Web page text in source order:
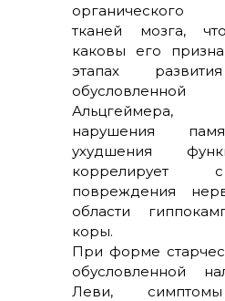
органического
тканей мозга,
каковы его
этапах
Альцгеймера,
нарушения
ухудшения
коррелирует
повреждения
области
коры.
При форме
обусловленной
Леви,